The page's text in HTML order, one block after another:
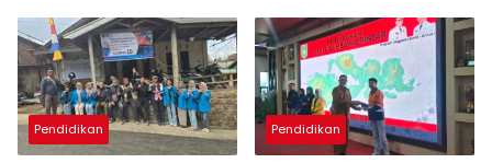
hingga Meja-Kursi Tak
Memadai
Pendidikan Pendidikan